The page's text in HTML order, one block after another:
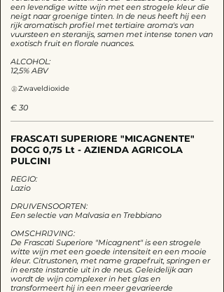
een levendige witte wijn met een strogele kleur die
neigt naar groenige tinten. In de neus heeft hij een
rijk aromatisch profiel met tertiaire aroma's van
vuursteen en steranijs, samen met intense tonen van
exotisch fruit en florale nuances.
ALCOHOL:
€ 30
Zwaveldioxide
FRASCATI SUPERIORE "MICAGNENTE"
DOCG 0,75 Lt - AZIENDA AGRICOLA
PULCINI
REGIO:
Lazio
DRUIVENSOORTEN:
Een selectie van Malvasia en Trebbiano
OMSCHRIJVING:
De Frascati Superiore "Micagnent" is een strogele
witte wijn met een goede intensiteit en een mooie
kleur. Citrustonen, met name grapefruit, springen er
in eerste instantie uit in de neus. Geleidelijk aan
wordt de wijn complexer in het glas en
transformeert hij in een meer gevarieerde